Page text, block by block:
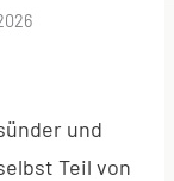
und
Teil von